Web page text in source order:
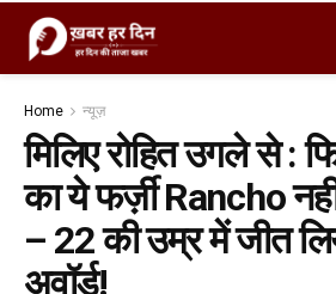
Home न्यूज़
मिलिए रोहित उगले से :
का ये फर्ज़ी Rancho
– 22 की उम्र में जीत
अवॉर्ड!